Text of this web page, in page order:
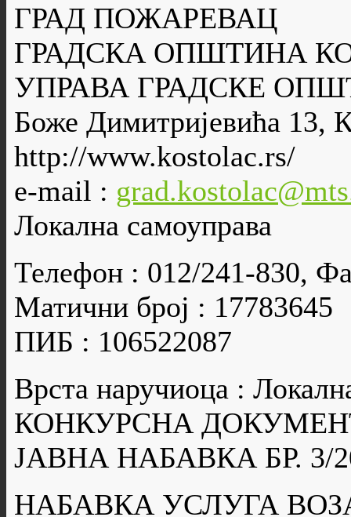
ГРАД ПОЖАРЕВАЦ
ГРАДСКА ОПШТИНА
УПРАВА ГРАДСКЕ
Боже Димитријевића 13,
http://www.kostolac.rs/
e-mail :
Локална самоуправа
Телефон : 012/241-830,
Матични број : 17783645
ПИБ : 106522087
Врста наручиоца :
КОНКУРСНА
ЈАВНА НАБАВКА БР. 3/
НАБАВКА УСЛУГА